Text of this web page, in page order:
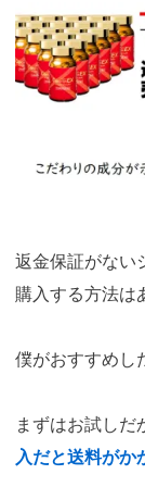
https://fam-
ad.com/ad/p/r?
返金保証がない
購入する方法は
僕がおすすめし
まずはお試しだ
入だと送料がか